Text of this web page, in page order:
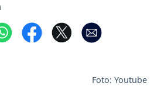
Foto: Youtube